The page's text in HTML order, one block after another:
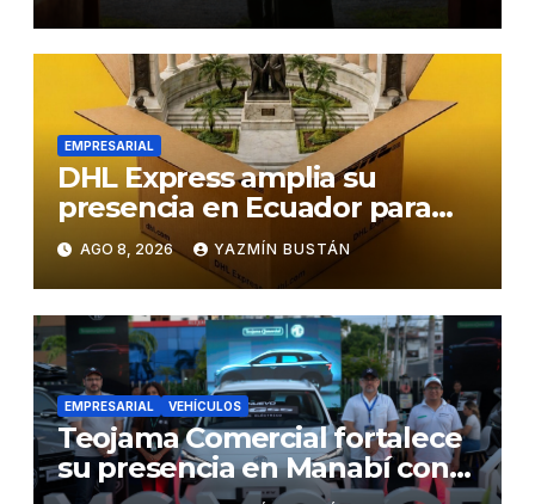
EMPRESARIAL
DHL Express amplia su
presencia en Ecuador para
responder al crecimiento de
las exportaciones
AGO 8, 2026 YAZMÍN BUSTÁN
EMPRESARIAL VEHÍCULOS
Teojama Comercial fortalece
su presencia en Manabí con